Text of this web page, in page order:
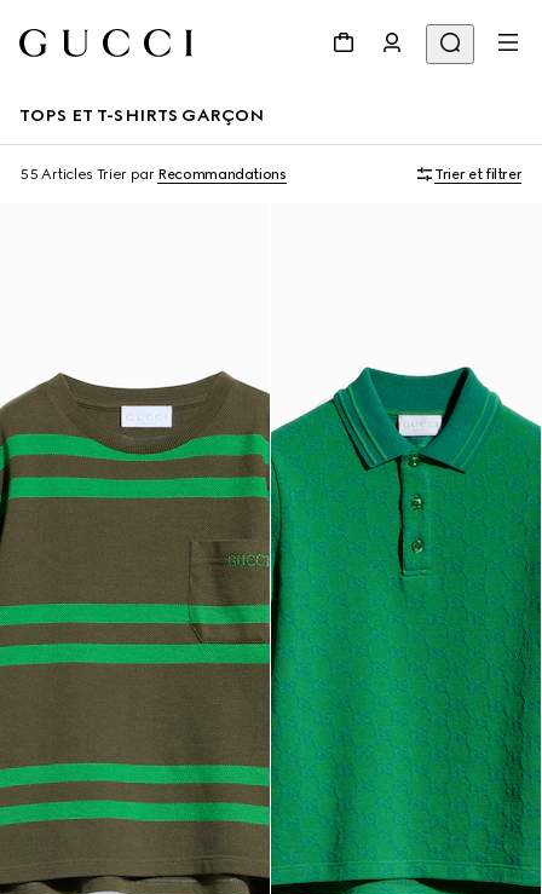
TOPS ET T-SHIRTS GARÇON
55 Articles Trier par Recommandations Trier et filtrer